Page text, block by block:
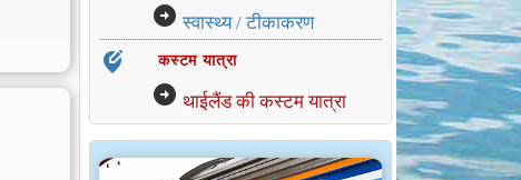
arrow_circle_right स्वास्थ्य / टीकाकरण
edit_location_alt कस्टम यात्रा
arrow_circle_right थाईलैंड की कस्टम यात्रा